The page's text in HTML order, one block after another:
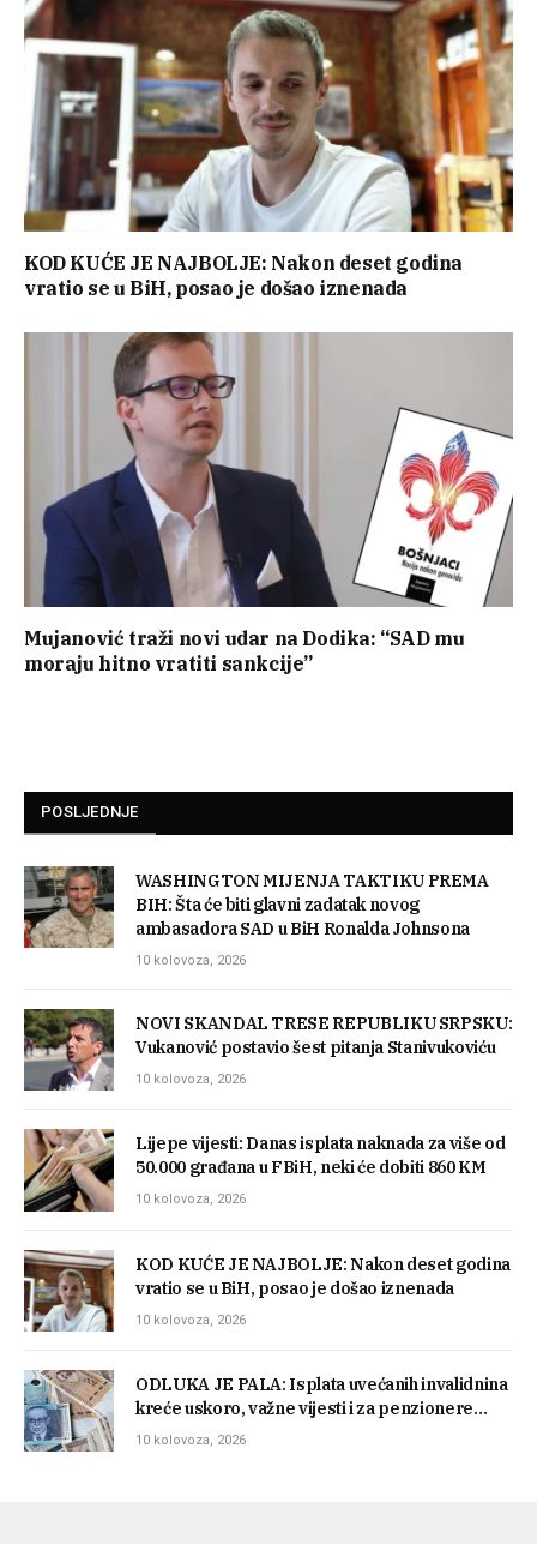
KOD KUĆE JE NAJBOLJE: Nakon deset godina
vratio se u BiH, posao je došao iznenada
Mujanović traži novi udar na Dodika: “SAD mu
moraju hitno vratiti sankcije”
POSLJEDNJE
WASHINGTON MIJENJA TAKTIKU PREMA
BIH: Šta će biti glavni zadatak novog
ambasadora SAD u BiH Ronalda Johnsona
10 kolovoza, 2026
NOVI SKANDAL TRESE REPUBLIKU SRPSKU:
Vukanović postavio šest pitanja Stanivukoviću
10 kolovoza, 2026
Lijepe vijesti: Danas isplata naknada za više od
50.000 građana u FBiH, neki će dobiti 860 KM
10 kolovoza, 2026
KOD KUĆE JE NAJBOLJE: Nakon deset godina
vratio se u BiH, posao je došao iznenada
10 kolovoza, 2026
ODLUKA JE PALA: Isplata uvećanih invalidnina
kreće uskoro, važne vijesti i za penzionere…
10 kolovoza, 2026